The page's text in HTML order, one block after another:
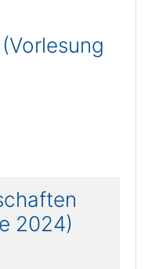
2024)